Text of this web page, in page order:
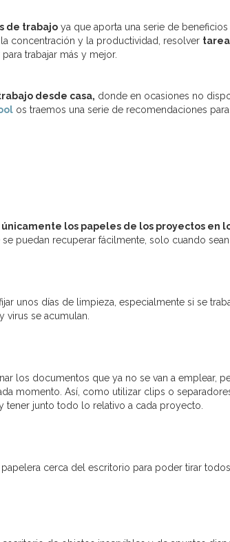
de trabajo ya que aporta una serie de
concentración y la productividad, resolver
trabajar más y mejor.
desde casa, donde en ocasiones no
os traemos una serie de recomendaciones
únicamente los papeles de los proyectos en
puedan recuperar fácilmente, solo cuando sean
unos días de limpieza, especialmente si se
se acumulan.
los documentos que ya no se van a emplear,
momento. Así, como utilizar clips o
tener junto todo lo relativo a cada proyecto.
papelera cerca del escritorio para poder tirar